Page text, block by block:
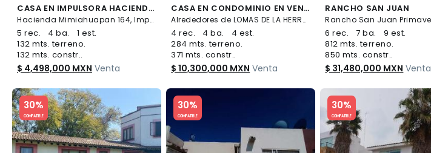
CASA EN IMPULSORA HACIENDA MIMIAHUAPAN
Hacienda Mimiahuapan 164, Impulsora Popular Avícola, Nezahualcóyotl
5 rec. 4 ba.
1 est.
132 mts. terreno.
132 mts. constr..
$ 4,498,000 MXN Venta
CASA EN CONDOMINIO EN VENTA, COLONIA LOMAS DE LA HERRADURA
Alrededores de LOMAS DE LA HERRADURA, Huixquilucan
4 rec. 4 ba.
4 est.
284 mts. terreno.
371 mts. constr..
$ 10,300,000 MXN Venta
RANCHO SAN JUAN
6 rec. 7 ba.
9 est.
812 mts. terreno.
850 mts. constr..
$ 31,480,000 MXN Venta
30%
COMPATIBLE
Slide 1 of 5
30%
COMPATIBLE
Slide 1 of 5
30%
COMPATIBLE
Slide 1 of 5